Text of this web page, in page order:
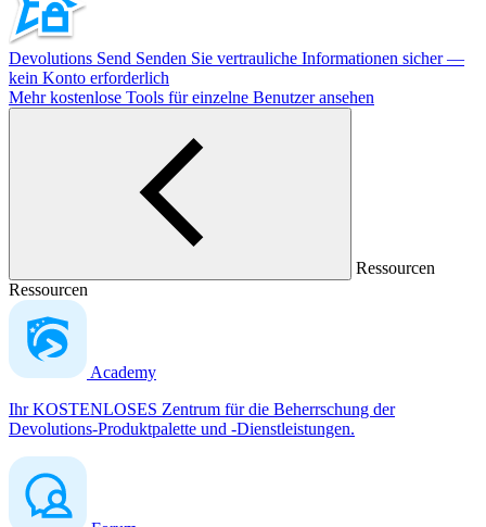
Devolutions Send Senden Sie vertrauliche Informationen sicher —
kein Konto erforderlich
Mehr kostenlose Tools für einzelne Benutzer ansehen
Ressourcen
Ressourcen
Academy
Ihr KOSTENLOSES Zentrum für die Beherrschung der
Devolutions-Produktpalette und -Dienstleistungen.